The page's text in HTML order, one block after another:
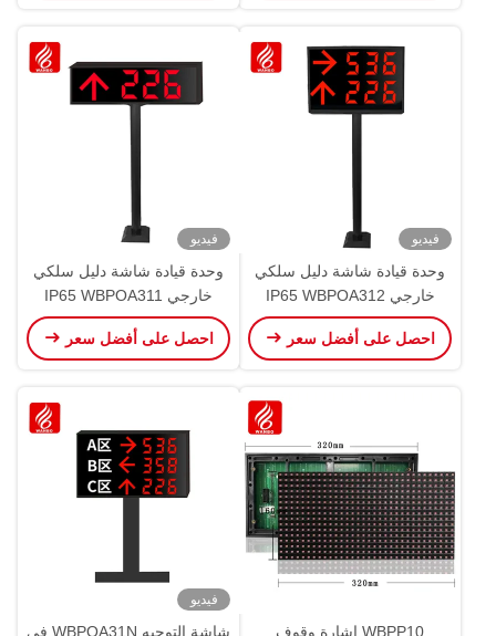
فيديو
وحدة قيادة شاشة دليل سلكي
خارجي IP65 WBPOA312
لافتات مواقف السيارات
احصل على أفضل سعر
فيديو
وحدة قيادة شاشة دليل سلكي
خارجي IP65 WBPOA311
لافتات مواقف السيارات
احصل على أفضل سعر
WBPP10 إشارة وقوف
فيديو
شاشة التوجيه WBPOA31N في